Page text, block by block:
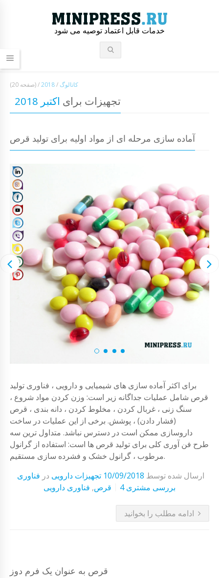
خدمات قابل اعتماد توصیه می شود
کاتالوگ /
2018
/(صفحه 20)
تجهیزات برای اکتبر 2018
آماده سازی مرحله ای از مواد اولیه برای تولید قرص
برای اکثر آماده سازی های شیمیایی و دارویی ، فناوری تولید
قرص شامل عملیات جداگانه زیر است: وزن کردن مواد شروع ،
سنگ زنی ، غربال کردن ، مخلوط کردن ، دانه بندی ، قرص
(فشار دادن) ، پوشش. برخی از این عملیات در ساخت
داروسازی ممکن است در دسترس نباشد. متداول ترین سه
طرح فن آوری کلی برای تولید قرص ها است: استفاده از گرانول
مرطوب ، گرانول خشک و فشرده سازی مستقیم.
ارسال شده توسط 10/09/2018 تجهیزات دارویی در فناوری
قرص, فناوری دارویی 4 بررسی مشتری
ادامه مطلب را بخوانید
قرص به عنوان یک فرم دوز